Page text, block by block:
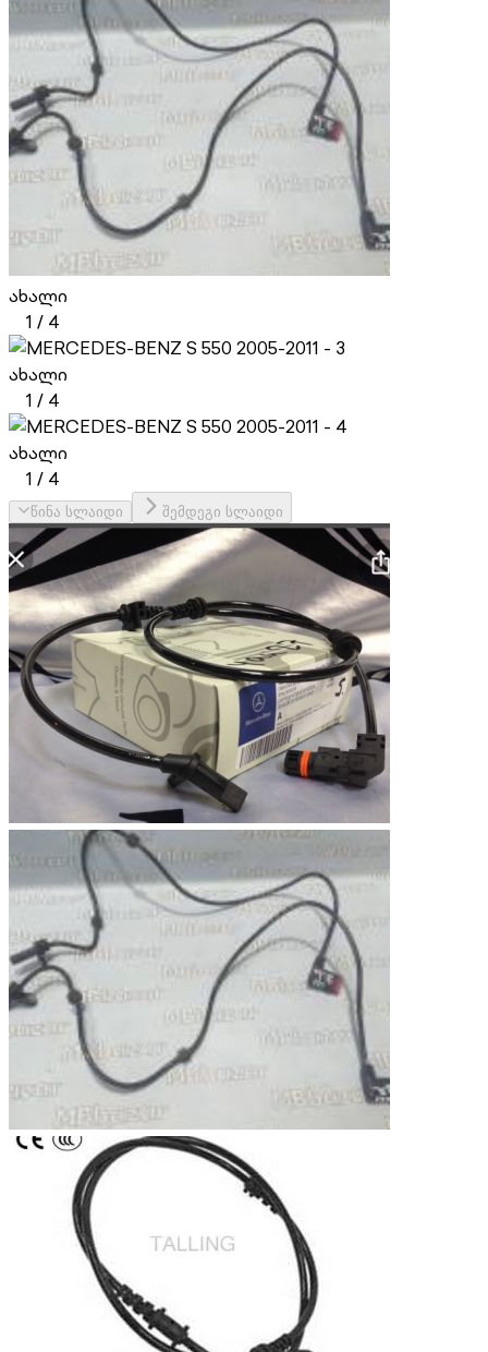
ახალი
1 / 4
ახალი
1 / 4
ახალი
1 / 4
წინა სლაიდი შემდეგი სლაიდი